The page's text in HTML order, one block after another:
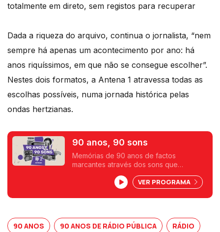
totalmente em direto, sem registos para recuperar
Dada a riqueza do arquivo, continua o jornalista, “nem
sempre há apenas um acontecimento por ano: há
anos riquíssimos, em que não se consegue escolher”.
Nestes dois formatos, a Antena 1 atravessa todas as
escolhas possíveis, numa jornada histórica pelas
ondas hertzianas.
90 anos, 90 sons
Memórias de 90 anos de factos
marcantes através dos sons que
Um trabalho da autoria do jornalista João
Paulo Baltazar, com montagem e
sonoplastia de Luís Coelho e pesquisa
Eduardo Leite e Sónia Ferreira.
VER PROGRAMA
90 ANOS 90 ANOS DE RÁDIO PÚBLICA RÁDIO